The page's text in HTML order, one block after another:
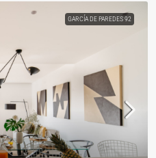
GARCÍA DE PAREDES 92